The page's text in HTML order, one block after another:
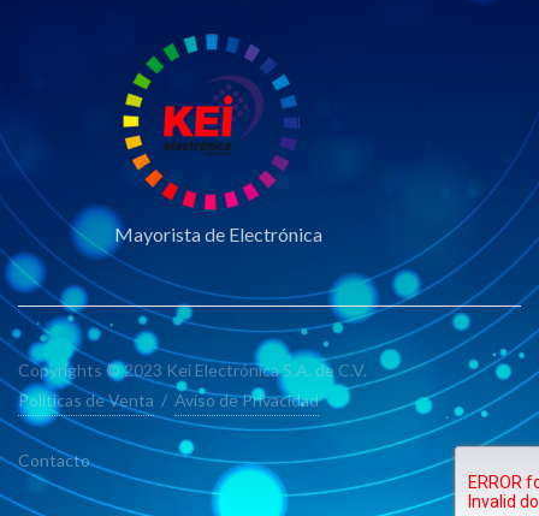
Mayorista de Electrónica
Copyrights © 2023 Kei Electrónica S.A. de C.V.
Políticas de Venta / Aviso de Privacidad
Contacto